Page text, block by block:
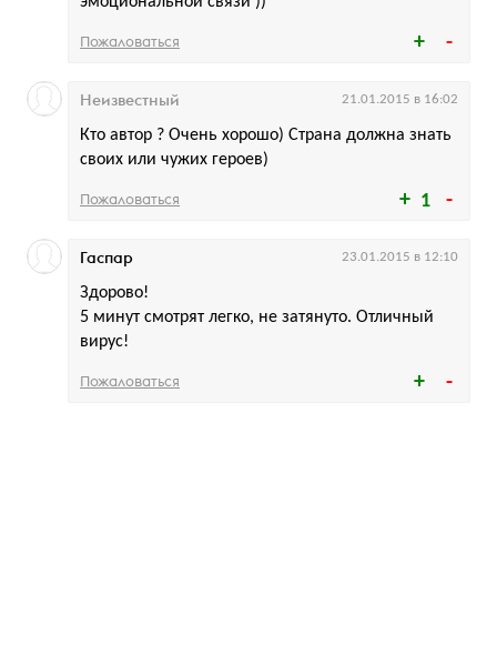
Пожаловаться
1
Кто автор ? Очень хорошо) Страна должна знать
своих или чужих героев)
Неизвестный 21.01.2015 в 16:02
Пожаловаться
Здорово!
5 минут смотрят легко, не затянуто. Отличный
вирус!
Гаспар 23.01.2015 в 12:10
Пожаловаться